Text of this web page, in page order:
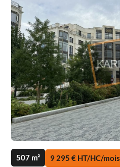
507 m² 9 295 € HT/HC/mois